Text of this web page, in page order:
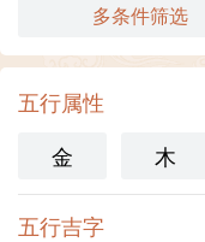
多条件筛选
五行属性
金
木
五行吉字